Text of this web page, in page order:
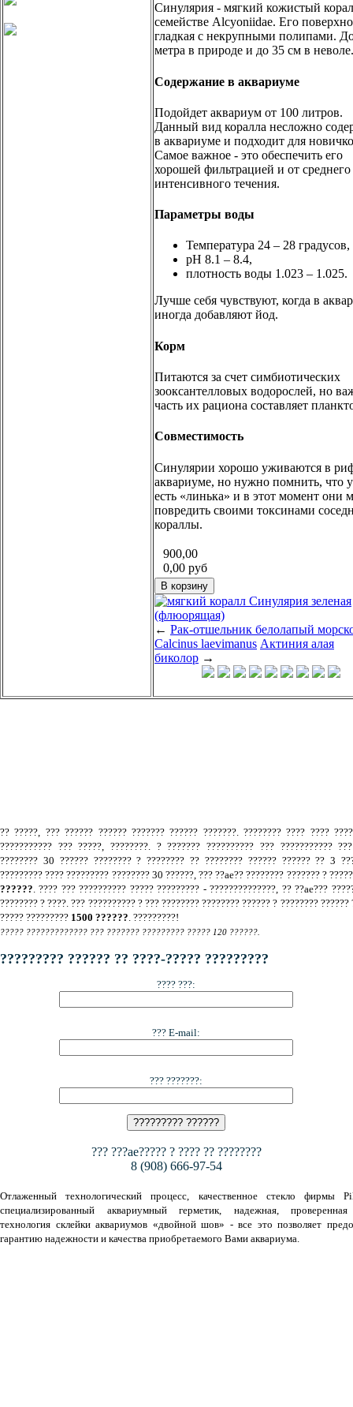
Синулярия - мягкий кожистый
семействе Alcyoniidae. Его
гладкая с некрупными полипами.
метра в природе и до 35 см в неволе.
Содержание в аквариуме
Подойдет аквариум от 100 литров.
Данный вид коралла несложно
в аквариуме и подходит для
Самое важное - это обеспечить его
хорошей фильтрацией и от среднего
интенсивного течения.
Параметры воды
Температура 24 – 28 градусов,
pH 8.1 – 8.4,
плотность воды 1.023 – 1.025.
Лучше себя чувствуют, когда в
иногда добавляют йод.
Корм
Питаются за счет симбиотических
зооксантелловых водорослей, но
часть их рациона составляет
Совместимость
Синулярии хорошо уживаются в
аквариуме, но нужно помнить, что
есть «линька» и в этот момент они
повредить своими токсинами
кораллы.
900,00
0,00 руб
← Рак-отшельник белолапый
Calcinus laevimanus Актиния алая
биколор →
?? ?????, ??? ?????? ?????? ??????? ?????? ???????. ???????? ???? ????
??????????? ??? ?????, ????????. ? ??????? ?????????? ??? ???????????
???????? 30 ?????? ???????? ? ???????? ?? ???????? ?????? ?????? ?? 3
????????? ???? ????????? ???????? 30 ??????, ??? ??ae?? ???????? ??????? ?
??????. ???? ??? ?????????? ????? ????????? - ??????????????, ?? ??ae???
???????? ? ????. ??? ?????????? ? ??? ???????? ???????? ?????? ? ???????? ??????
????? ????????? 1500 ??????. ?????????!
????? ????????????? ??? ??????? ????????? ????? 120 ??????.
????????? ?????? ?? ????-????? ?????????
???? ???:
??? E-mail:
??? ???????:
??? ???ae????? ? ???? ?? ????????
8 (908) 666-97-54
Отлаженный технологический процесс, качественное стекло фирмы
специализированный аквариумный герметик, надежная,
технология склейки аквариумов «двойной шов» - все это позволяет
гарантию надежности и качества приобретаемого Вами аквариума.